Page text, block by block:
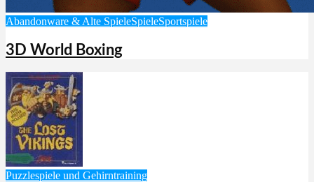
Abandonware & Alte SpieleSpieleSportspiele
3D World Boxing
Puzzlespiele und Gehirntraining